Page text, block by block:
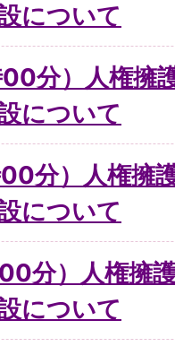
について
00分）人権擁
について
00分）人権擁
について
分）人権擁
について